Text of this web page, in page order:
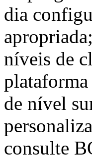
dia
níveis de
plataforma
de nível
consulte